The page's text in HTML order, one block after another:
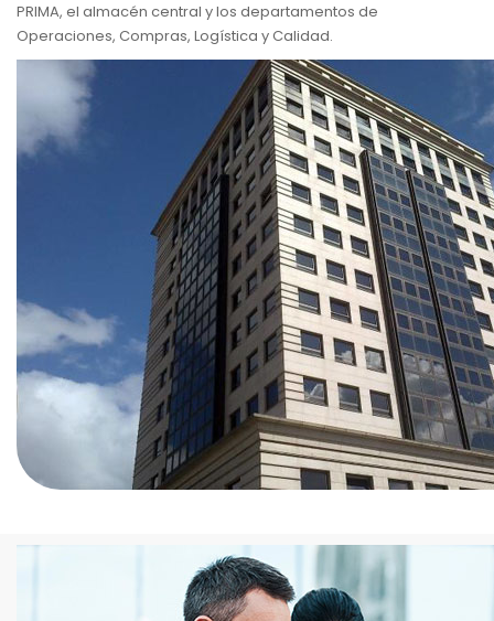
PRIMA, el almacén central y los departamentos de
Operaciones, Compras, Logística y Calidad.